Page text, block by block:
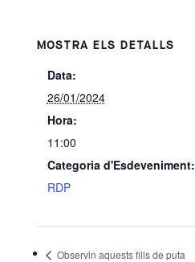
MOSTRA ELS DETALLS
Data:
26/01/2024
Hora:
11:00
Categoria d'Esdeveniment:
RDP
Observin aquests fills de puta